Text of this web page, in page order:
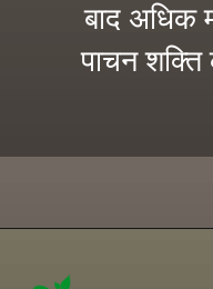
बाद अधिक
पाचन शक्ति